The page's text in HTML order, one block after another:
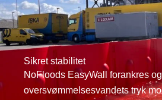
Sikret stabilitet
NoFloods EasyWall forankres
oversvømmelsesvandets tryk